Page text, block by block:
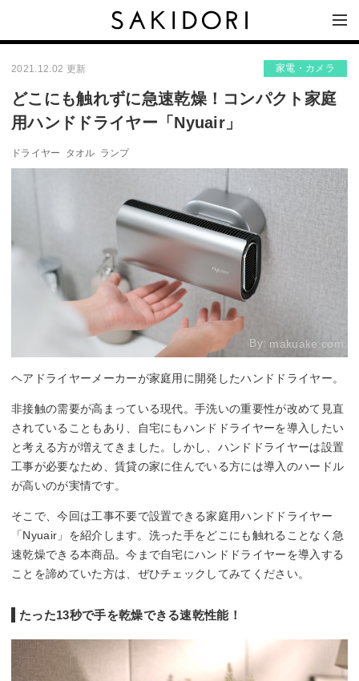
2021.12.02 更新 家電・カメラ
どこにも触れずに急速乾燥！コンパクト家庭
用ハンドドライヤー「Nyuair」
ドライヤー タオル ランプ
By: makuake.com
ヘアドライヤーメーカーが家庭用に開発したハンドドライヤー。
非接触の需要が高まっている現代。手洗いの重要性が改めて見直
されていることもあり、自宅にもハンドドライヤーを導入したい
と考える方が増えてきました。しかし、ハンドドライヤーは設置
工事が必要なため、賃貸の家に住んでいる方には導入のハードル
が高いのが実情です。
そこで、今回は工事不要で設置できる家庭用ハンドドライヤー
「Nyuair」を紹介します。洗った手をどこにも触れることなく急
速乾燥できる本商品。今まで自宅にハンドドライヤーを導入する
ことを諦めていた方は、ぜひチェックしてみてください。
たった13秒で手を乾燥できる速乾性能！